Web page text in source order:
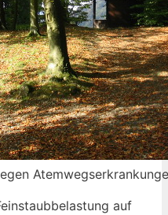
auf